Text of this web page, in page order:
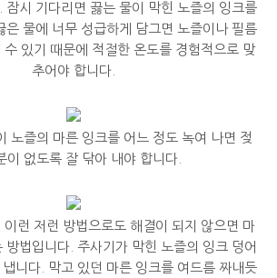
잠시 기다리면 끓는 물이 막힌 노즐의 잉크를
은 물에 너무 성급하게 담그면 노즐이나 필름
있기 때문에 적절한 온도를 경험적으로 맞
추어야 합니다.
노즐의 마른 잉크를 어느 정도 녹여 나면 젖
이 없도록 잘 닦아 내야 합니다.
런 저런 방법으로도 해결이 되지 않으면 마
방법입니다. 주사기가 막힌 노즐의 잉크 덩어
니다. 막고 있던 마른 잉크를 여드름 짜내듯